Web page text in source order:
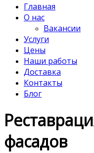
Главная
О нас
Вакансии
Услуги
Цены
Наши работы
Доставка
Контакты
Блог
фасадов